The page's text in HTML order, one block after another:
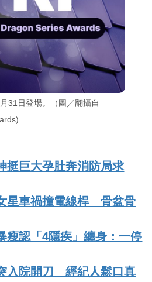
31日登場。（圖／翻攝自
挺巨大孕肚奔消防局求
星車禍撞電線桿 骨盆骨
瘦認「4隱疾」纏身：一停
入院開刀 經紀人鬆口真